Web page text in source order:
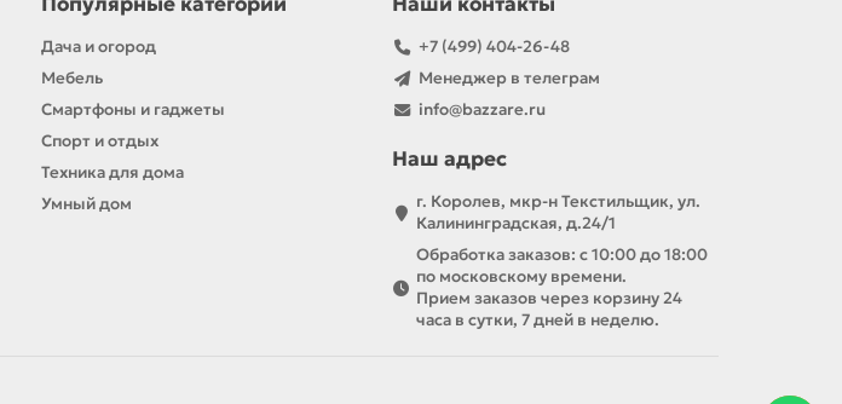
Дача и огород
Мебель
Смартфоны и гаджеты
Спорт и отдых
Техника для дома
Умный дом
+7 (499) 404-26-48
Менеджер в телеграм
info@bazzare.ru
Наш адрес
г. Королев, мкр-н Текстильщик, ул.
Калининградская, д.24/1
Обработка заказов: с 10:00 до 18:00
по московскому времени.
Прием заказов через корзину 24
часа в сутки, 7 дней в неделю.